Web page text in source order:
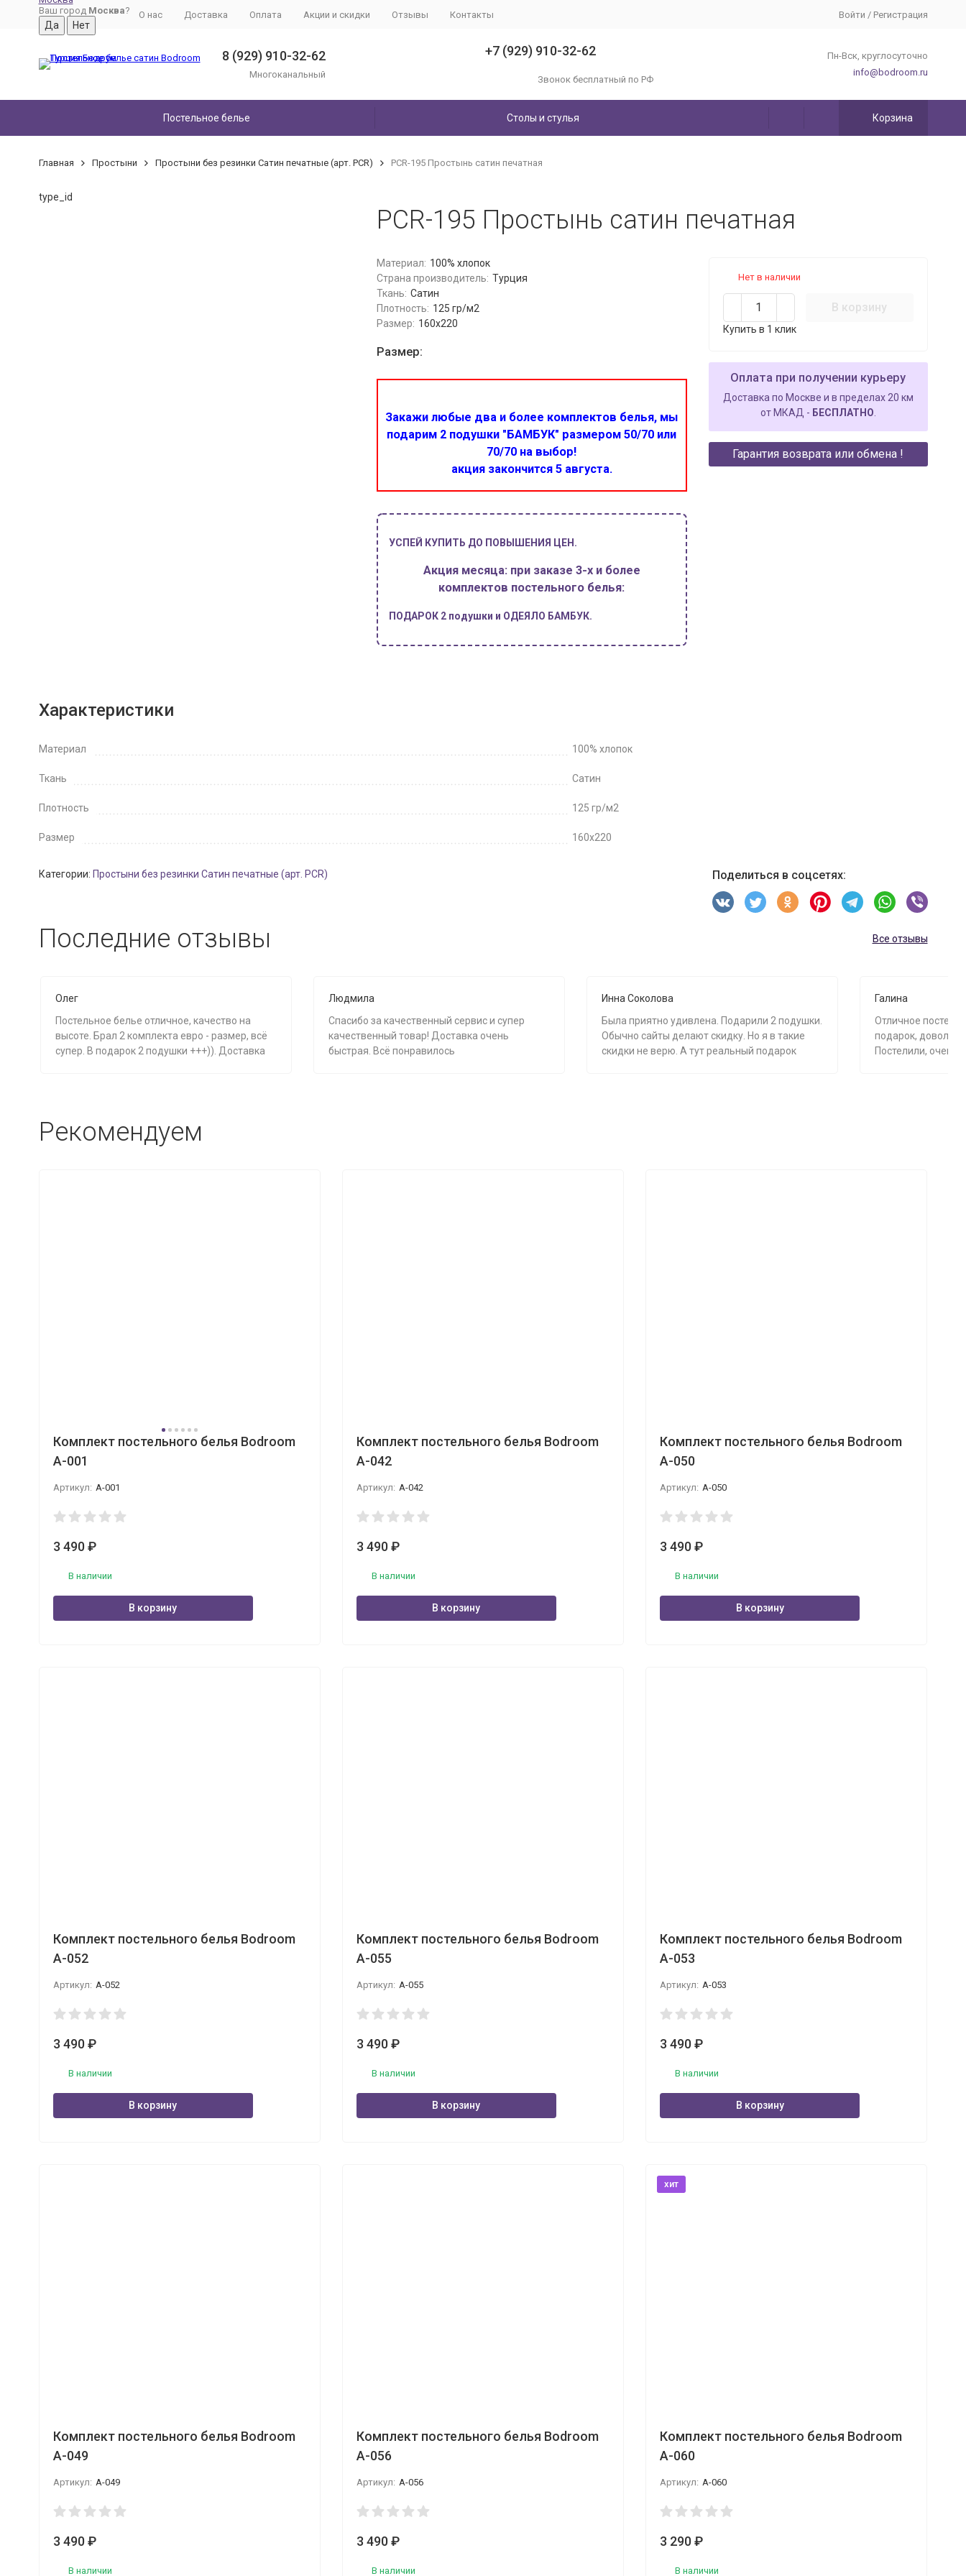
Ваш город Москва? О нас Доставка Оплата Акции и скидки Отзывы Контакты Войти / Регистрация
8 (929) 910-32-62
Многоканальный
+7 (929) 910-32-62
Звонок бесплатный по РФ
Пн-Вск, круглосуточно
info@bodroom.ru
Постельное белье Столы и стулья Корзина
Главная Простыни Простыни без резинки Сатин печатные (арт. PCR) PCR-195 Простынь сатин печатная
type_id
PCR-195 Простынь сатин печатная
Материал: 100% хлопок
Страна производитель: Турция
Ткань: Сатин
Плотность: 125 гр/м2
Размер: 160x220
Размер:
Закажи любые два и более комплектов белья, мы
подарим 2 подушки "БАМБУК" размером 50/70 или
70/70 на выбор!
акция закончится 5 августа.
УСПЕЙ КУПИТЬ ДО ПОВЫШЕНИЯ ЦЕН.
Акция месяца: при заказе 3-х и более
комплектов постельного белья:
ПОДАРОК 2 подушки и ОДЕЯЛО БАМБУК.
Нет в наличии
В корзину
Купить в 1 клик
Оплата при получении курьеру
Доставка по Москве и в пределах 20 км
от МКАД - БЕСПЛАТНО
Гарантия возврата или обмена !
Характеристики
Материал 100% хлопок
Ткань Сатин
Плотность 125 гр/м2
Размер 160x220
Категории: Простыни без резинки Сатин печатные (арт. PCR) Поделиться в соцсетях:
Последние отзывы Все отзывы
Олег
Постельное белье отличное, качество на
высоте. Брал 2 комплекта евро - размер, всё
супер. В подарок 2 подушки +++)). Доставка
Людмила
Спасибо за качественный сервис и супер
качественный товар! Доставка очень
быстрая. Всё понравилось
Инна Соколова
Была приятно удивлена. Подарили 2 подушки.
Обычно сайты делают скидку. Но я в такие
скидки не верю. А тут реальный подарок
Галина
Отличное
подарок,
Постелили, очень
Рекомендуем
Комплект постельного белья Bodroom
A-001
Артикул: A-001
3 490₽
В наличии
В корзину
Комплект постельного белья Bodroom
A-042
Артикул: A-042
3 490₽
В наличии
В корзину
Комплект постельного белья Bodroom
A-050
Артикул: A-050
3 490₽
В наличии
В корзину
Комплект постельного белья Bodroom
A-052
Артикул: A-052
3 490₽
В наличии
В корзину
Комплект постельного белья Bodroom
A-055
Артикул: A-055
3 490₽
В наличии
В корзину
Комплект постельного белья Bodroom
A-053
Артикул: A-053
3 490₽
В наличии
В корзину
Комплект постельного белья Bodroom
A-049
Артикул: A-049
3 490₽
В наличии
Комплект постельного белья Bodroom
A-056
Артикул: A-056
3 490₽
В наличии
хит
Комплект постельного белья Bodroom
A-060
Артикул: A-060
3 290₽
В наличии